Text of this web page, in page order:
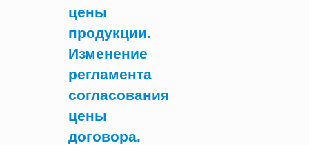
цены
продукции.
Изменение
регламента
согласования
цены
договора.